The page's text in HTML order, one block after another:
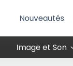
Nouveautés
Image et Son